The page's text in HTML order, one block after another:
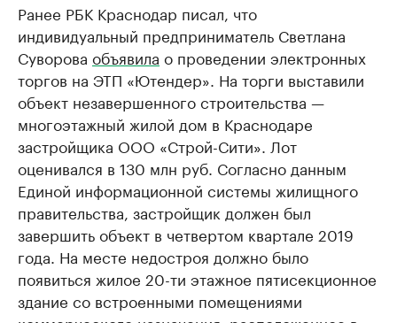
Ранее РБК Краснодар писал, что
индивидуальный предприниматель Светлана
Суворова объявила о проведении электронных
торгов на ЭТП «Ютендер». На торги выставили
объект незавершенного строительства —
многоэтажный жилой дом в Краснодаре
застройщика ООО «Строй-Сити». Лот
оценивался в 130 млн руб. Согласно данным
Единой информационной системы жилищного
правительства, застройщик должен был
завершить объект в четвертом квартале 2019
года. На месте недостроя должно было
появиться жилое 20-ти этажное пятисекционное
здание со встроенными помещениями